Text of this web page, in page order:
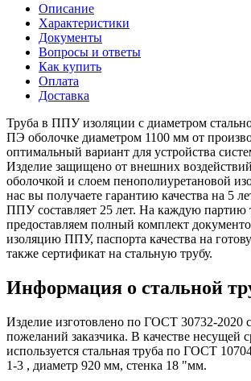
Описание
Характеристики
Документы
Вопросы и ответы
Как купить
Оплата
Доставка
Труба в ППУ изоляции с диаметром
ПЭ оболочке диаметром 1100 мм от
оптимальный вариант для устройства
Изделие защищено от внешних
оболочкой и слоем пенополиуретановой
нас вы получаете гарантию качества на 5
ППУ составляет 25 лет. На каждую партию
предоставляем полный комплект
изоляцию ППУ, паспорта качества на
также сертификат на стальную трубу.
Информация о стальной
Изделие изготовлено по ГОСТ 30732-2020
пожеланий заказчика. В качестве несущей
используется стальная труба по ГОСТ
1-3 , диаметр 920 мм, стенка 18 "мм.